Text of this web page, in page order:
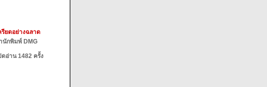
รียดอย่างฉลาด
นักพิมพ์ DMG
ดอ่าน 1482 ครั้ง